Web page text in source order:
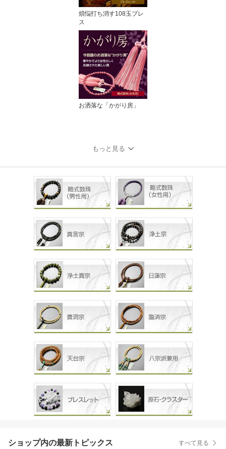
煩悩打ち消す108玉ブレ
ス
お洒落な「かがり房」
もっと見る
ショップ内の最新トピックス すべて見る